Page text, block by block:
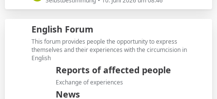
r
g
e
t
r
ä
g
t
t
e
B
e
English Forum
This forum provides people the opportunity to express
themselves and their experiences with the circumcision in
English
Reports of affected people
Exchange of experiences
News